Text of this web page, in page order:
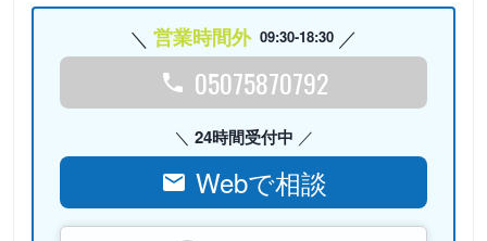
営業時間外 09:30-18:30
05075870792
24時間受付中
Webで相談